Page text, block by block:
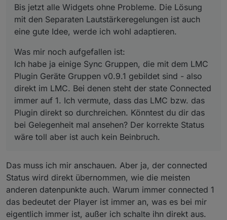
LMC bzw. das Plugin direkt so durchreichen.
Könntest du dir das bei Gelegenheit mal
ansehen? Der korrekte Status wäre toll aber ist
auch kein Beinbruch.
Bis jetzt alle Widgets ohne Probleme. Die Lösung
mit den Separaten Lautstärkeregelungen ist auch
eine gute Idee, werde ich wohl adaptieren.
Was mir noch aufgefallen ist:
Ich habe ja einige Sync Gruppen, die mit dem LMC
Plugin Geräte Gruppen v0.9.1 gebildet sind - also
direkt im LMC. Bei denen steht der state Connected
immer auf 1. Ich vermute, dass das LMC bzw. das
Plugin direkt so durchreichen. Könntest du dir das
bei Gelegenheit mal ansehen? Der korrekte Status
wäre toll aber ist auch kein Beinbruch.
Das muss ich mir anschauen. Aber ja, der connected
Status wird direkt übernommen, wie die meisten
anderen datenpunkte auch. Warum immer connected 1
das bedeutet der Player ist immer an, was es bei mir
eigentlich immer ist, außer ich schalte ihn direkt aus.